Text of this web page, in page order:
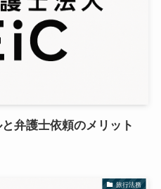
弁護士依頼のメリット
旅行法務